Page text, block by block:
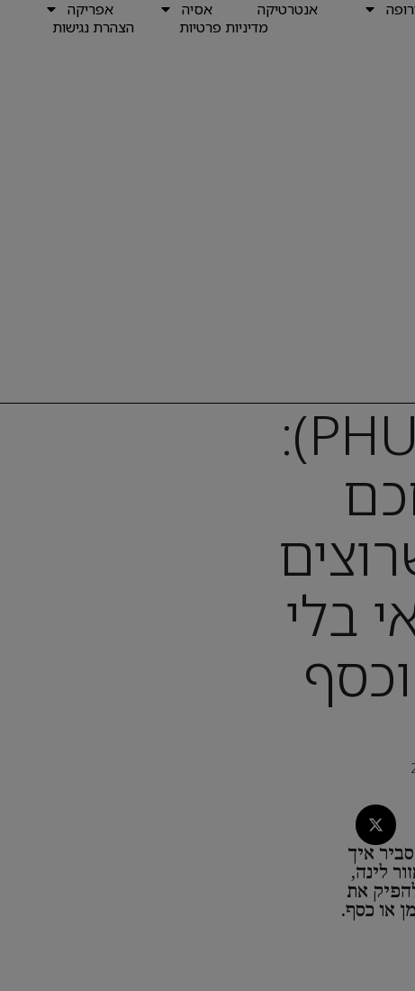
אנטרטיקה אסיה אפריקה
מדיניות פרטיות
הצהרת נגישות
פוקט (PHUKET):
בלי
איך
לינה,
את
או כסף.